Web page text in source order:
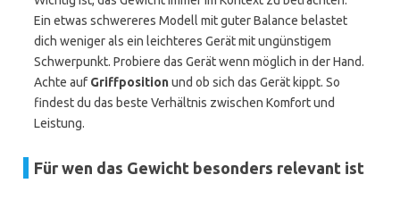
Ein etwas schwereres Modell mit guter Balance belastet
dich weniger als ein leichteres Gerät mit ungünstigem
Schwerpunkt. Probiere das Gerät wenn möglich in der Hand.
Achte auf Griffpositionund ob sich das Gerät kippt. So
findest du das beste Verhältnis zwischen Komfort und
Leistung.
Für wen das Gewicht besonders relevant ist